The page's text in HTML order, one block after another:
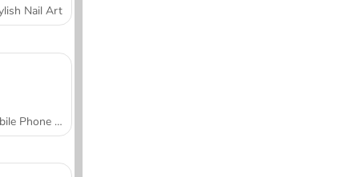
Nail Art
Mobile Phone Case Design & DIY